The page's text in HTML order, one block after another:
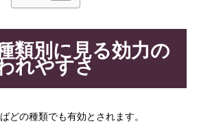
類別に見る効力の
れやすさ
どの種類でも有効とされます。